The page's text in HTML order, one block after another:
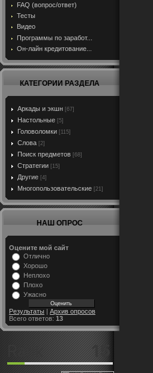
FAQ (вопрос/ответ)
Тесты
Видео
Программы по заработ...
Он-лайн кредитование...
КАТЕГОРИИ РАЗДЕЛА
Аркады и экшн [67]
Настольные [5]
Головоломки [115]
Слова [2]
Поиск предметов [68]
Стратегии [15]
Другие [4]
Многопользовательские [21]
НАШ ОПРОС
Оцените мой сайт
Отлично
Хорошо
Неплохо
Плохо
Ужасно
Результаты | Архив опросов
Всего ответов: 13